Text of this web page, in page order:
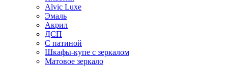
Alvic Luxe
Эмаль
Акрил
ДСП
С патиной
Шкафы-купе с зеркалом
Матовое зеркало